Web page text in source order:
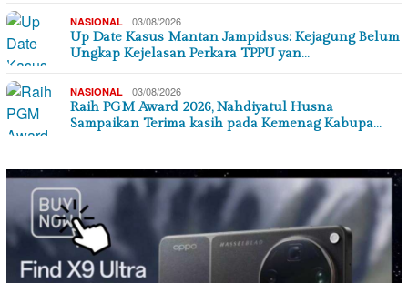
NASIONAL 03/08/2026
Up Date Kasus Mantan Jampidsus: Kejagung Belum
Ungkap Kejelasan Perkara TPPU yan…
NASIONAL 03/08/2026
Raih PGM Award 2026, Nahdiyatul Husna
Sampaikan Terima kasih pada Kemenag Kabupa…